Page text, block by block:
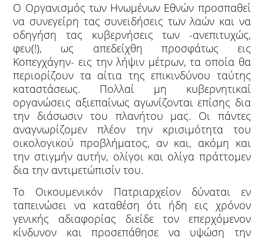
Ο Οργανισμός των Ηνωμένων Εθνών προσπαθεί
να συνεγείρη τας συνειδήσεις των λαών και να
οδηγήση τας κυβερνήσεις των -ανεπιτυχώς,
φευ(!), ως απεδείχθη προσφάτως εις
Κοπεγχάγην- εις την λήψιν μέτρων, τα οποία θα
περιορίζουν τα αίτια της επικινδύνου ταύτης
καταστάσεως. Πολλαί μη κυβερνητικαί
οργανώσεις αξιεπαίνως αγωνίζονται επίσης δια
την διάσωσιν του πλανήτου μας. Οι πάντες
αναγνωρίζομεν πλέον την κρισιμότητα του
οικολογικού προβλήματος, αν και, ακόμη και
την στιγμήν αυτήν, ολίγοι και ολίγα πράττομεν
δια την αντιμετώπισίν του.
Το Οικουμενικόν Πατριαρχείον δύναται εν
ταπεινώσει να καταθέση ότι ήδη εις χρόνον
γενικής αδιαφορίας διείδε τον επερχόμενον
κίνδυνον και προσεπάθησε να υψώση την